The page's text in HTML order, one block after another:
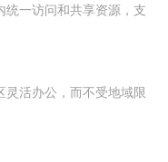
统一访问和共享资源，支
灵活办公，而不受地域限